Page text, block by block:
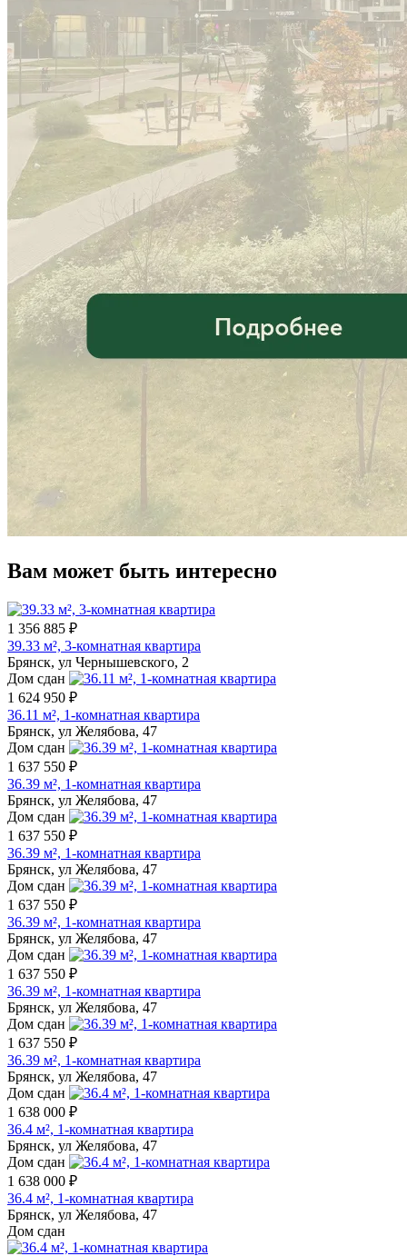
Вам может быть интересно
1 356 885 ₽
39.33 м², 3-комнатная квартира
Брянск, ул Чернышевского, 2
Дом сдан
1 624 950 ₽
36.11 м², 1-комнатная квартира
Брянск, ул Желябова, 47
Дом сдан
1 637 550 ₽
36.39 м², 1-комнатная квартира
Брянск, ул Желябова, 47
Дом сдан
1 637 550 ₽
36.39 м², 1-комнатная квартира
Брянск, ул Желябова, 47
Дом сдан
1 637 550 ₽
36.39 м², 1-комнатная квартира
Брянск, ул Желябова, 47
Дом сдан
1 637 550 ₽
36.39 м², 1-комнатная квартира
Брянск, ул Желябова, 47
Дом сдан
1 637 550 ₽
36.39 м², 1-комнатная квартира
Брянск, ул Желябова, 47
Дом сдан
1 638 000 ₽
36.4 м², 1-комнатная квартира
Брянск, ул Желябова, 47
Дом сдан
1 638 000 ₽
36.4 м², 1-комнатная квартира
Брянск, ул Желябова, 47
Дом сдан